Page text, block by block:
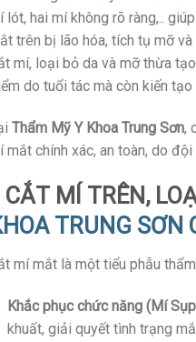
lót, hai mí không rõ ràng,..
trên bị lão hóa, tích tụ mỡ
mí, loại bỏ da và mỡ thừa
do tuổi tác mà còn kiến
Thẩm Mỹ Y Khoa Trung Sơn,
mắt chính xác, an toàn, do
CẮT MÍ TRÊN,
TRUNG SƠN
mí mắt là một tiểu phẫu
Khắc phục chức năng (Mí
khuất, giải quyết tình trạng